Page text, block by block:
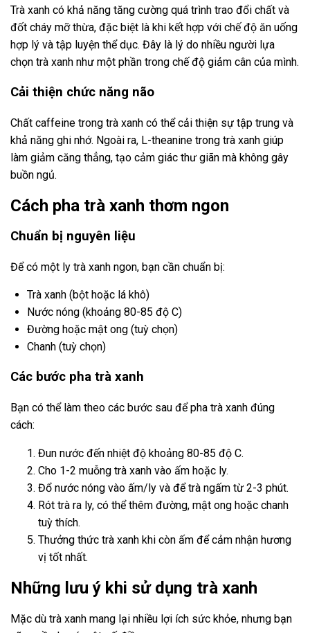
Trà xanh có khả năng tăng cường quá trình trao đổi chất và
đốt cháy mỡ thừa, đặc biệt là khi kết hợp với chế độ ăn uống
hợp lý và tập luyện thể dục. Đây là lý do nhiều người lựa
chọn trà xanh như một phần trong chế độ giảm cân của mình.
Cải thiện chức năng não
Chất caffeine trong trà xanh có thể cải thiện sự tập trung và
khả năng ghi nhớ. Ngoài ra, L-theanine trong trà xanh giúp
làm giảm căng thẳng, tạo cảm giác thư giãn mà không gây
buồn ngủ.
Cách pha trà xanh thơm ngon
Chuẩn bị nguyên liệu
Để có một ly trà xanh ngon, bạn cần chuẩn bị:
Trà xanh (bột hoặc lá khô)
Nước nóng (khoảng 80-85 độ C)
Đường hoặc mật ong (tuỳ chọn)
Chanh (tuỳ chọn)
Các bước pha trà xanh
Bạn có thể làm theo các bước sau để pha trà xanh đúng
cách:
Đun nước đến nhiệt độ khoảng 80-85 độ C.
Cho 1-2 muỗng trà xanh vào ấm hoặc ly.
Đổ nước nóng vào ấm/ly và để trà ngấm từ 2-3 phút.
Rót trà ra ly, có thể thêm đường, mật ong hoặc chanh
tuỳ thích.
Thưởng thức trà xanh khi còn ấm để cảm nhận hương
vị tốt nhất.
Những lưu ý khi sử dụng trà xanh
Mặc dù trà xanh mang lại nhiều lợi ích sức khỏe, nhưng bạn